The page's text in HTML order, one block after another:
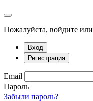
Пожалуйста, войдите или
Вход
Регистрация
Email
Пароль
Забыли пароль?